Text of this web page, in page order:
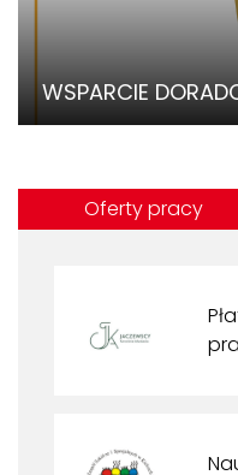
WSPARCIE
Oferty pracy